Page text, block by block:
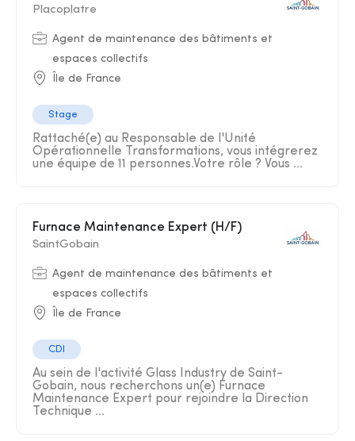
Placoplatre
Agent de maintenance des bâtiments et
espaces collectifs
Île de France
Stage
Rattaché(e) au Responsable de l'Unité
Opérationnelle Transformations, vous intégrerez
une équipe de 11 personnes.Votre rôle ? Vous ...
Furnace Maintenance Expert (H/F)
SaintGobain
Agent de maintenance des bâtiments et
espaces collectifs
Île de France
CDI
Au sein de l'activité Glass Industry de Saint-
Gobain, nous recherchons un(e) Furnace
Maintenance Expert pour rejoindre la Direction
Technique ...